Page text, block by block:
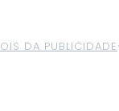
DA PUBLICIDADE